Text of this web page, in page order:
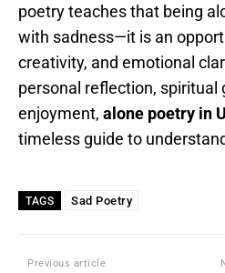
poetry teaches that being
with sadness—it is an
creativity, and emotional
personal reflection, spiritual
enjoyment, alone poetry in
timeless guide to
TAGS Sad Poetry
Previous article